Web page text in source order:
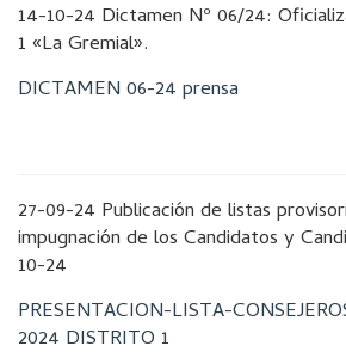
14-10-24 Dictamen Nº 06/24:
1 «La Gremial».
DICTAMEN 06-24 prensa
27-09-24 Publicación de listas
impugnación de los Candidatos y
10-24
PRESENTACION-LISTA-
2024 DISTRITO 1